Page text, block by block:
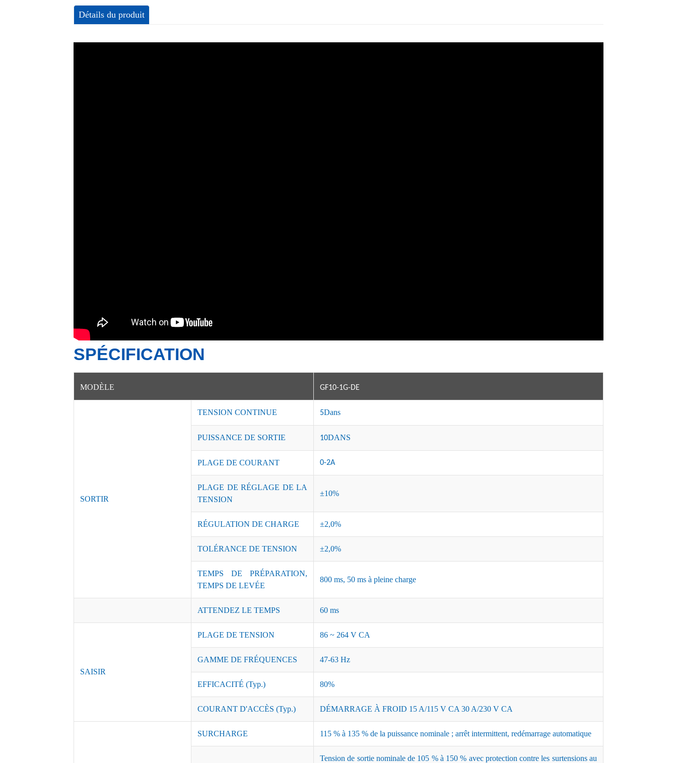
Détails du produit
SPÉCIFICATION
MODÈLE GF10-1G-DE
SORTIR
TENSION CONTINUE 5Dans
PUISSANCE DE SORTIE 10DANS
PLAGE DE COURANT 0-2A
PLAGE DE RÉGLAGE DE LA
TENSION
±10%
RÉGULATION DE CHARGE ±2,0%
TOLÉRANCE DE TENSION ±2,0%
TEMPS DE PRÉPARATION,
TEMPS DE LEVÉE
800 ms, 50 ms à pleine charge
ATTENDEZ LE TEMPS 60 ms
SAISIR
PLAGE DE TENSION 86 ~ 264 V CA
GAMME DE FRÉQUENCES 47-63 Hz
EFFICACITÉ (Typ.) 80%
COURANT D'ACCÈS (Typ.) DÉMARRAGE À FROID 15 A/115 V CA 30 A/230 V CA
SURCHARGE 115 % à 135 % de la puissance nominale ; arrêt intermittent, redémarrage automatique
Tension de sortie nominale de 105 % à 150 % avec protection contre les surtensions au